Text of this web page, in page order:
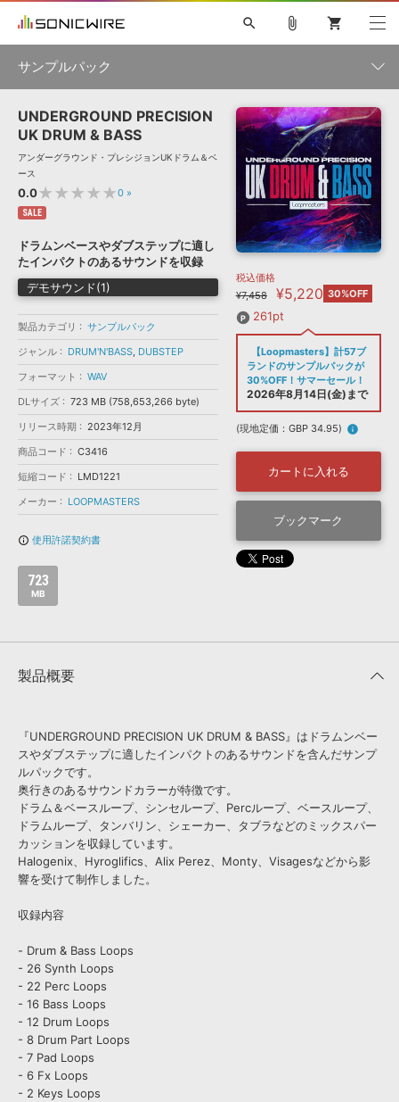
ソフト音源 »
プラグイン・エフェクト »
サンプルパック »
ソフトウェア／ツール »
DAW »
効果音 »
BGM »
キャンペーン »
特集 »
ニュースレター »
SONICWIREブログ »
製品サポート情報 »
DTMガイド »
FAQ »
お問い合わせ »
音楽カード
楽曲配信流通 サービス
無償のサウンド管理ソフト
次世代型 ボーカル・エディタ
APS
SLS
search
初音ミク NT 鏡音リン・レン V4X 巡音ルカ V4X
MEIKO V3
KAITO V3
VOCALOID TOONTRACK
SPITFIRE AUDIO
VIENNA
EZ DRUMMER 3 SERUM
ライセンスフリーBGM
サンプルパックを試そう
ボーカル抜き出し
DUBSTEP
ELECTRONICA
ROUTER.FM
SONOCA
ソフト音源 プラグイン・エフェクト
ソフトウェア／ツール DAW 効果音
attach_file shopping_cart
サンプルパック
製品一覧
ジャンル
メーカー
フォーマット
ランキング
UNDERGROUND PRECISION
UK DRUM & BASS
アンダーグラウンド・プレシジョンUKドラム＆ベ
ース
0.0★★★★★0 »
SALE
ドラムンベースやダブステップに適し
たインパクトのあるサウンドを収録
デモサウンド(1)
製品カテゴリ
サンプルパック
ジャンル
DRUM'N'BASS, DUBSTEP
フォーマット
WAV
DLサイズ
723 MB (758,653,266 byte)
リリース時期
2023年12月
商品コード
C3416
短縮コード
LMD1221
メーカー
LOOPMASTERS
info_outline 使用許諾契約書
723
MB
税込価格
¥7,458
¥5,220 30%OFF
261pt
【Loopmasters】計57ブ
ランドのサンプルパックが
30%OFF！サマーセール！
2026年8月14日(金)まで
(現地定価：GBP 34.95) info
カートに入れる
ブックマーク
製品概要
『UNDERGROUND PRECISION UK DRUM & BASS』はドラムンベー
スやダブステップに適したインパクトのあるサウンドを含んだサンプ
ルパックです。
奥行きのあるサウンドカラーが特徴です。
ドラム＆ベースループ、シンセループ、Percループ、ベースループ、
ドラムループ、タンバリン、シェーカー、タブラなどのミックスパー
カッションを収録しています。
Halogenix、Hyroglifics、Alix Perez、Monty、Visagesなどから影
響を受けて制作しました。
収録内容
- Drum & Bass Loops
- 26 Synth Loops
- 22 Perc Loops
- 16 Bass Loops
- 12 Drum Loops
- 8 Drum Part Loops
- 7 Pad Loops
- 6 Fx Loops
- 2 Keys Loops